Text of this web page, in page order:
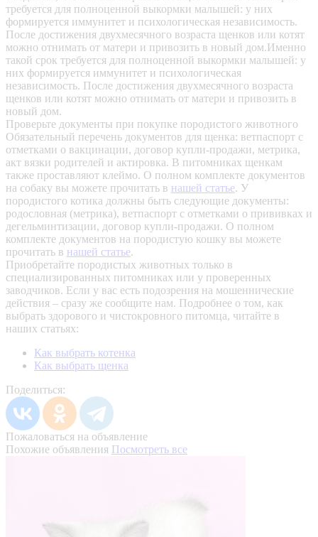
требуется для полноценной выкормки малышей: у них
формируется иммунитет и психологическая независимость.
После достижения двухмесячного возраста щенков или котят
можно отнимать от матери и привозить в новый дом.Именно
такой срок требуется для полноценной выкормки малышей: у
них формируется иммунитет и психологическая
независимость. После достижения двухмесячного возраста
щенков или котят можно отнимать от матери и привозить в
новый дом.
Проверьте документы при покупке породистого животного
Обязательный перечень документов для щенка: ветпаспорт с
отметками о вакцинации, договор купли-продажи, метрика,
акт вязки родителей и актировка. В питомниках щенкам
также проставляют клеймо. О полном комплекте документов
на собаку вы можете прочитать в нашей статье. У
породистого котика должны быть следующие документы:
родословная (метрика), ветпаспорт с отметками о прививках и
дегельминтизации, договор купли-продажи. О полном
комплекте документов на породистую кошку вы можете
прочитать в нашей статье.
Приобретайте породистых животных только в
специализированных питомниках или у проверенных
заводчиков. Если у вас есть подозрения на мошеннические
действия – сразу же сообщите нам. Подробнее о том, как
выбрать здорового и чистокровного питомца, читайте в
наших статьях:
Как выбрать котенка
Как выбрать щенка
Поделиться:
Пожаловаться на объявление
Похожие объявления Посмотреть все